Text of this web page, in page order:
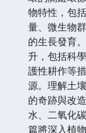
物特性，包
量、微生物
的生長發育
升，包括科
護性耕作等
源。理解土
的奇跡與改
水、二氧化
篇將深入植